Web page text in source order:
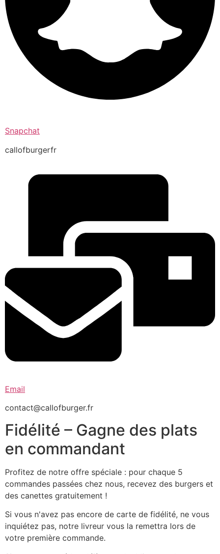
Snapchat
callofburgerfr
Email
contact@callofburger.fr
Fidélité – Gagne des plats
en commandant
Profitez de notre offre spéciale : pour chaque 5
commandes passées chez nous, recevez des burgers et
des canettes gratuitement !
Si vous n'avez pas encore de carte de fidélité, ne vous
inquiétez pas, notre livreur vous la remettra lors de
votre première commande.